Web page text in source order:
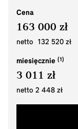
Cena
163 000 zł
netto 132 520 zł
miesięcznie
3 011 zł
netto 2 448 zł